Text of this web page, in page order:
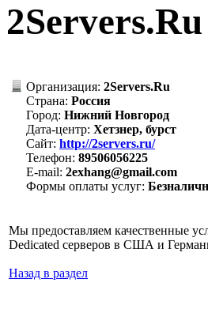
2Servers.Ru
Организация: 2Servers.Ru
Страна: Россия
Город: Нижний Новгород
Дата-центр: Хетзнер, бурст
Сайт: http://2servers.ru/
Телефон: 89506056225
E-mail: 2exhang@gmail.com
Формы оплаты услуг:
Мы предоставляем качественные
Dedicated серверов в США и
Назад в раздел